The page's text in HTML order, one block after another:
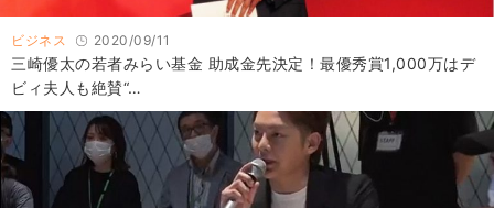
ビジネス 2020/09/11
三崎優太の若者みらい基金 助成金先決定！最優秀賞1,000万はデ
ビィ夫人も絶賛“…